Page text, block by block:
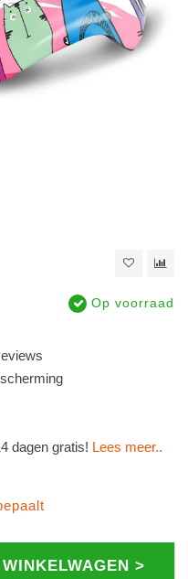
Op voorraad
dagen gratis! Lees meer..
>